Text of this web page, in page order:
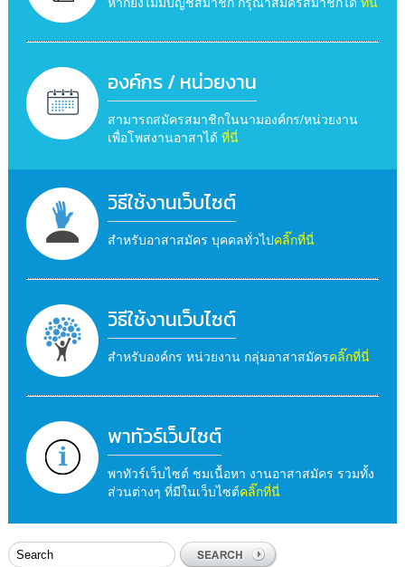
องค์กร / หน่วยงาน
สามารถสมัครสมาชิกในนามองค์กร/หน่วยงาน
เพื่อโพสงานอาสาได้ ที่นี่
วิธีใช้งานเว็บไซต์
สำหรับอาสาสมัคร บุคคลทั่วไปคลิ๊กที่นี่
วิธีใช้งานเว็บไซต์
สำหรับองค์กร หน่วยงาน กลุ่มอาสาสมัครคลิ๊กที่นี่
พาทัวร์เว็บไซต์
พาทัวร์เว็บไซต์ ชมเนื้อหา งานอาสาสมัคร รวมทั้ง
ส่วนต่างๆ ที่มีในเว็บไซต์คลิ๊กที่นี่